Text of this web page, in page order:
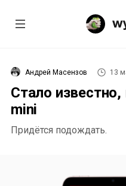
Андрей Масензов 13
Стало
mini
Придётся подождать.